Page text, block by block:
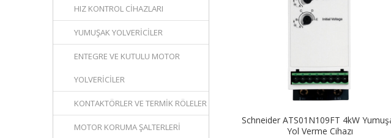
HIZ KONTROL CIHAZLARI
YUMUŞAK YOLVERICILER
ENTEGRE VE KUTULU MOTOR
YOLVERICILER
KONTAKTÖRLER VE TERMIK RÖLELER
MOTOR KORUMA ŞALTERLERI
Schneider ATS01N109FT 4kW
Yol Verme Cihazı